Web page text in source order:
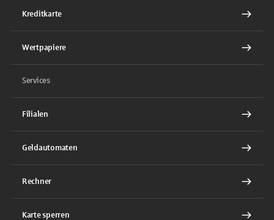
Kreditkarte
Wertpapiere
Services
Filialen
Geldautomaten
Rechner
Karte sperren